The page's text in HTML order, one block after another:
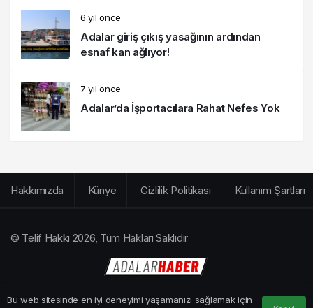
6 yıl önce
Adalar giriş çıkış yasağının ardından
esnaf kan ağlıyor!
7 yıl önce
Adalar’da İşportacılara Rahat Nefes Yok
Bu web sitesinde en iyi deneyimi yaşamanızı sağlamak için
Hakkımızda Künye Gizlilik Politikası Kullanım Şartları
© Telif Hakkı 2026, Tüm Hakları Saklıdır